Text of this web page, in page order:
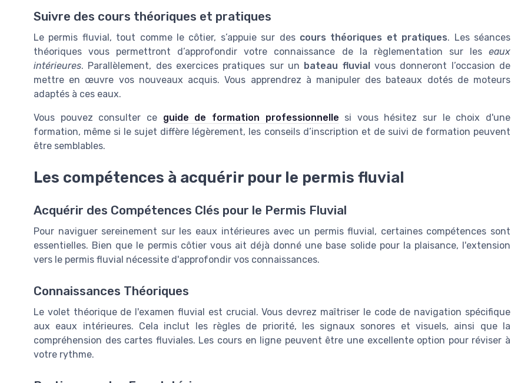
Suivre des cours théoriques et pratiques
Le permis fluvial, tout comme le côtier, s’appuie sur des cours théoriques et pratiques. Les séances
théoriques vous permettront d’approfondir votre connaissance de la règlementation sur les eaux
intérieures. Parallèlement, des exercices pratiques sur un bateau fluvialvous donneront l’occasion de
mettre en œuvre vos nouveaux acquis. Vous apprendrez à manipuler des bateaux dotés de moteurs
adaptés à ces eaux.
Vous pouvez consulter ce guide de formation professionnelle si vous hésitez sur le choix d'une
formation, même si le sujet diffère légèrement, les conseils d’inscription et de suivi de formation peuvent
être semblables.
Les compétences à acquérir pour le permis fluvial
Acquérir des Compétences Clés pour le Permis Fluvial
Pour naviguer sereinement sur les eaux intérieures avec un permis fluvial, certaines compétences sont
essentielles. Bien que le permis côtier vous ait déjà donné une base solide pour la plaisance, l'extension
vers le permis fluvial nécessite d'approfondir vos connaissances.
Connaissances Théoriques
Le volet théorique de l'examen fluvial est crucial. Vous devrez maîtriser le code de navigation spécifique
aux eaux intérieures. Cela inclut les règles de priorité, les signaux sonores et visuels, ainsi que la
compréhension des cartes fluviales. Les cours en ligne peuvent être une excellente option pour réviser à
votre rythme.